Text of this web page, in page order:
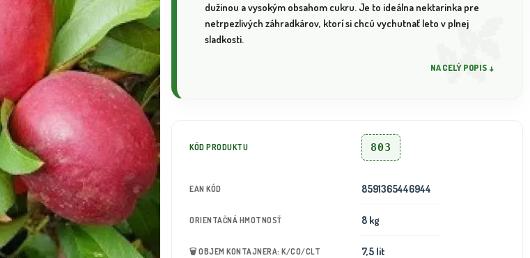
dužinou a vysokým obsahom cukru. Je to ideálna nektarinka pre
netrpezlivých záhradkárov, ktorí si chcú vychutnať leto v plnej
sladkosti.
NA CELÝ POPIS ↓
KÓD PRODUKTU 803
EAN KÓD 8591365446944
ORIENTAČNÁ HMOTNOSŤ 8 kg
🗑️ OBJEM KONTAJNERA: K/CO/CLT 7,5 lit